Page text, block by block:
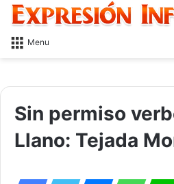
Menu
Sin permiso
Llano: Tejada